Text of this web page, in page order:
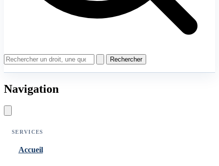
Rechercher
Navigation
SERVICES
Accueil